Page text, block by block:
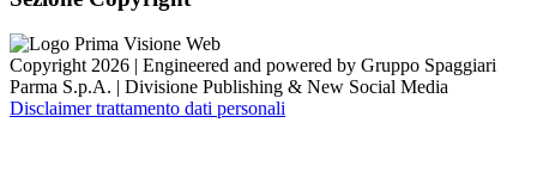
Copyright 2026 | Engineered and powered by Gruppo Spaggiari
Parma S.p.A. | Divisione Publishing & New Social Media
Disclaimer trattamento dati personali